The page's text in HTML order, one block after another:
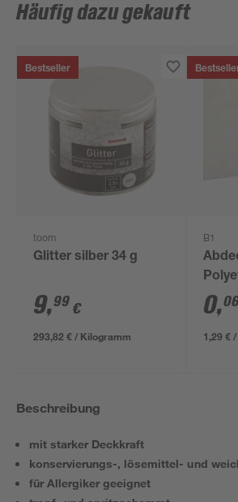
Häufig dazu gekauft
Bestseller
toom
Glitter silber 34 g
9,99 €
293,82 € / Kilogramm
B1
0,
1,29 €
Beschreibung
mit starker Deckkraft
konservierungs-, lösemittel- und
für Allergiker geeignet